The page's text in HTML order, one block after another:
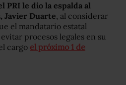
PRI le dio la espalda al
Javier Duarte, al considerar
el mandatario estatal
procesos legales en su
cargo el próximo 1 de